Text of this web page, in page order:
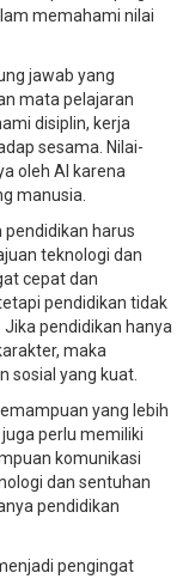
memahami nilai
jawab yang
mata pelajaran
disiplin, kerja
sesama. Nilai-
oleh AI karena
manusia.
harus
teknologi dan
cepat dan
pendidikan tidak
pendidikan hanya
maka
sosial yang kuat.
yang lebih
perlu memiliki
komunikasi
dan sentuhan
pendidikan
pengingat